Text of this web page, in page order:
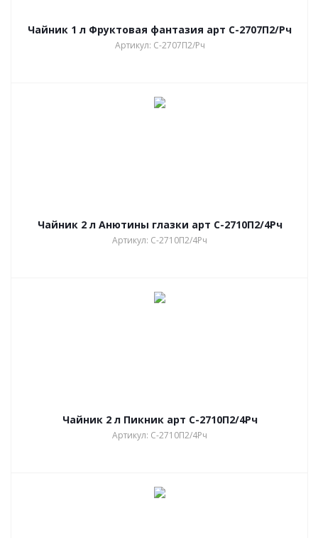
Чайник 1 л Фруктовая фантазия арт С-2707П2/Рч
Артикул: С-2707П2/Рч
Чайник 2 л Анютины глазки арт С-2710П2/4Рч
Артикул: С-2710П2/4Рч
Чайник 2 л Пикник арт С-2710П2/4Рч
Артикул: С-2710П2/4Рч